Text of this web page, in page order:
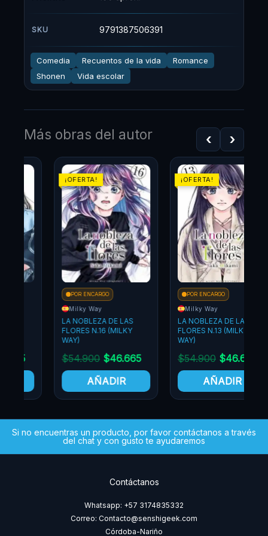
SKU 9791387506391
Comedia Recuentos de la vida
Romance
Shonen
Vida escolar
Más obras del autor ‹ ›
¡OFERTA!
POR ENCARGO
Milky Way
LA NOBLEZA DE LAS
FLORES N.16 (MILKY
54.900
El
precio
original
era:
$54.900.
$46.665
El
precio
actual
es:
$46.665.
AÑADIR
¡OFERTA!
POR ENCARGO
Milky Way
LA NOBLEZA DE LAS
FLORES N.13 (MILKY
54.900
El
precio
original
era:
$54.900.
$46.665
El
precio
actual
es:
$46.665.
AÑADIR
Si no encuentras un producto, por favor contáctanos a través
del chat y con gusto te ayudaremos
Contáctanos
Whatsapp: +57 3174835332
Correo: Contacto@senshigeek.com
Córdoba-Nariño